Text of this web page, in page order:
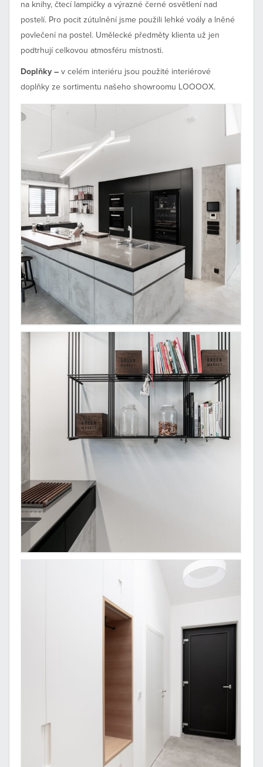
na knihy, čtecí lampičky a výrazné černé osvětlení nad
postelí. Pro pocit zútulnění jsme použili lehké voály a lněné
povlečení na postel. Umělecké předměty klienta už jen
podtrhují celkovou atmosféru místnosti.
Doplňky – v celém interiéru jsou použité interiérové
doplňky ze sortimentu našeho showroomu LOOOOX.